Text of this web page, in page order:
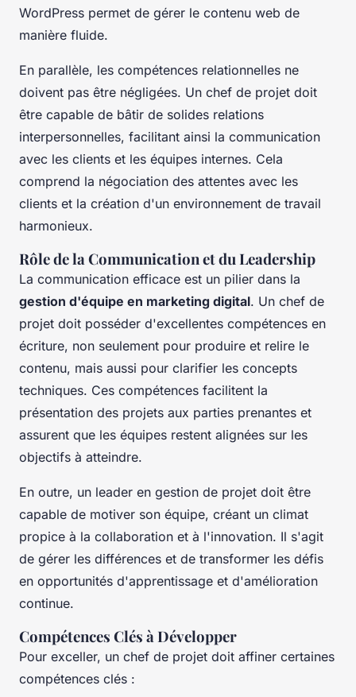
WordPress permet de gérer le contenu web de
manière fluide.
En parallèle, les compétences relationnelles ne
doivent pas être négligées. Un chef de projet doit
être capable de bâtir de solides relations
interpersonnelles, facilitant ainsi la communication
avec les clients et les équipes internes. Cela
comprend la négociation des attentes avec les
clients et la création d'un environnement de travail
harmonieux.
Rôle de la Communication et du Leadership
La communication efficace est un pilier dans la
gestion d'équipe en marketing digital. Un chef de
projet doit posséder d'excellentes compétences en
écriture, non seulement pour produire et relire le
contenu, mais aussi pour clarifier les concepts
techniques. Ces compétences facilitent la
présentation des projets aux parties prenantes et
assurent que les équipes restent alignées sur les
objectifs à atteindre.
En outre, un leader en gestion de projet doit être
capable de motiver son équipe, créant un climat
propice à la collaboration et à l'innovation. Il s'agit
de gérer les différences et de transformer les défis
en opportunités d'apprentissage et d'amélioration
continue.
Compétences Clés à Développer
Pour exceller, un chef de projet doit affiner certaines
compétences clés :